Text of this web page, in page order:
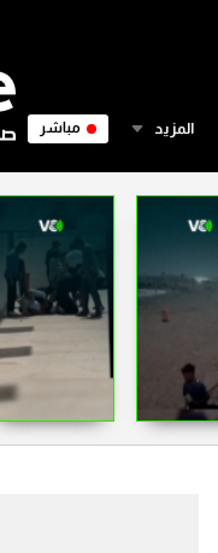
المزيد مباشر